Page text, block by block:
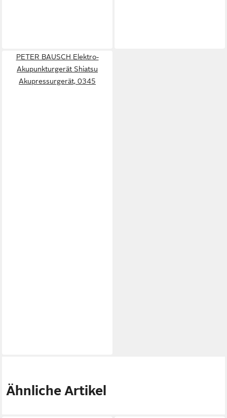
PETER BAUSCH Elektro-
Akupunkturgerät Shiatsu
Akupressurgerät, 0345
Ähnliche Artikel